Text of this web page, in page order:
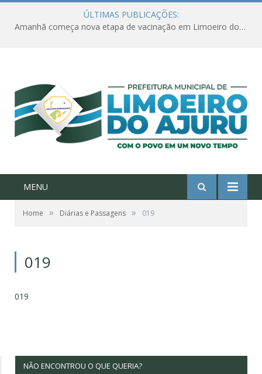
ÚLTIMAS PUBLICAÇÕES:
Amanhã começa nova etapa de vacinação em Limoeiro do Ajuru para idosos com 65 ou mais
MENU
Home » Diárias e Passagens » 019
019
019
NÃO ENCONTROU O QUE QUERIA?